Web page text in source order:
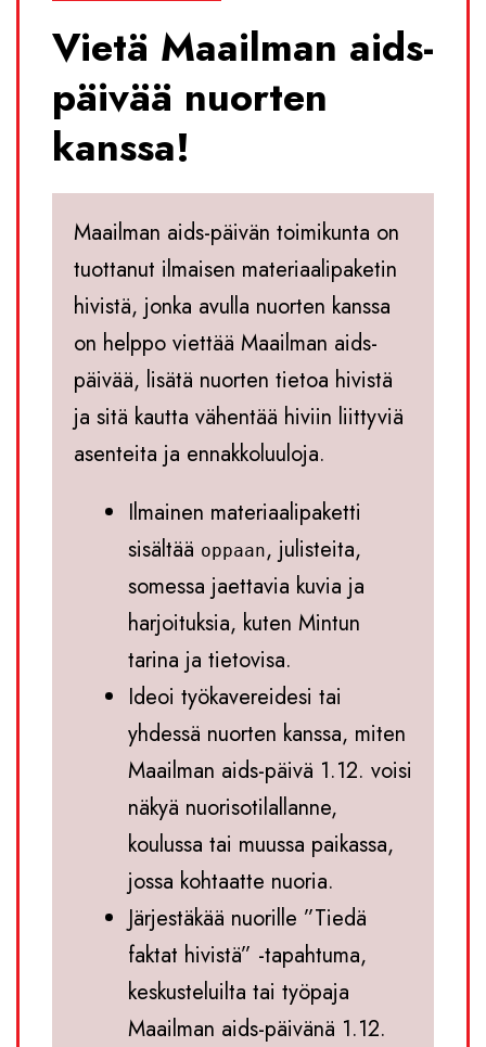
Vietä Maailman aids-
päivää nuorten
kanssa!
Maailman aids-päivän toimikunta on
tuottanut ilmaisen materiaalipaketin
hivistä, jonka avulla nuorten kanssa
on helppo viettää Maailman aids-
päivää, lisätä nuorten tietoa hivistä
ja sitä kautta vähentää hiviin liittyviä
asenteita ja ennakkoluuloja.
Ilmainen materiaalipaketti
sisältää oppaan, julisteita,
somessa jaettavia kuvia ja
harjoituksia, kuten Mintun
tarina ja tietovisa.
Ideoi työkavereidesi tai
yhdessä nuorten kanssa, miten
Maailman aids-päivä 1.12. voisi
näkyä nuorisotilallanne,
koulussa tai muussa paikassa,
jossa kohtaatte nuoria.
Järjestäkää nuorille ”Tiedä
faktat hivistä” -tapahtuma,
keskusteluilta tai työpaja
Maailman aids-päivänä 1.12.